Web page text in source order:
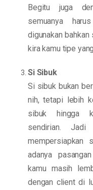
Begitu juga
semuanya
digunakan
kira kamu tipe
Si Sibuk
Si sibuk bukan
nih, tetapi lebih
sibuk hingga
sendirian.
mempersiapkan
adanya
kamu masih
dengan client di